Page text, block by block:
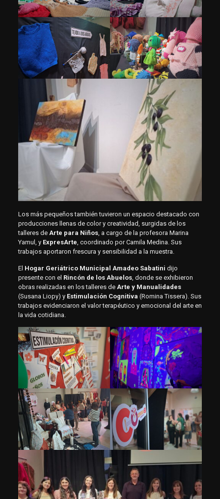
Los más pequeños también tuvieron un espacio destacado con
producciones llenas de color y creatividad, surgidas de los
talleres de Arte para Niños, a cargo de la profesora Marina
Yamul, y ExpresArte, coordinado por Camila Medina. Sus
trabajos aportaron frescura y sensibilidad a la muestra.
El Hogar Geriátrico Municipal Amadeo Sabatini dijo
presente con el Rincón de los Abuelos, donde se exhibieron
obras realizadas en los talleres de Arte y Manualidades
(Susana Liopy) y Estimulación Cognitiva (Romina Tissera). Sus
trabajos evidenciaron el valor terapéutico y emocional del arte en
la vida cotidiana.